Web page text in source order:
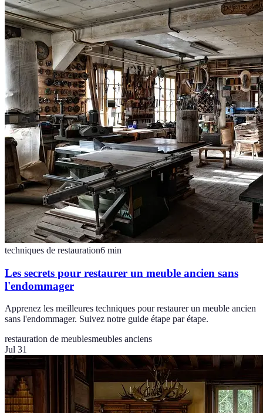
techniques de restauration6 min
Les secrets pour restaurer un meuble ancien sans
l'endommager
Apprenez les meilleures techniques pour restaurer un meuble ancien
sans l'endommager. Suivez notre guide étape par étape.
restauration de meublesmeubles anciens
Jul 31